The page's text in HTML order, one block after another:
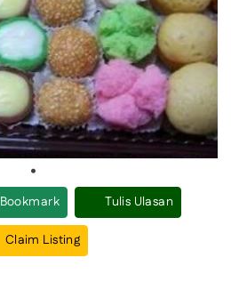
Bookmark Tulis Ulasan
Claim Listing